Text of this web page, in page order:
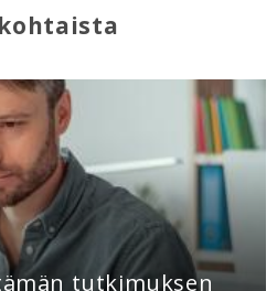
tutkimuksen